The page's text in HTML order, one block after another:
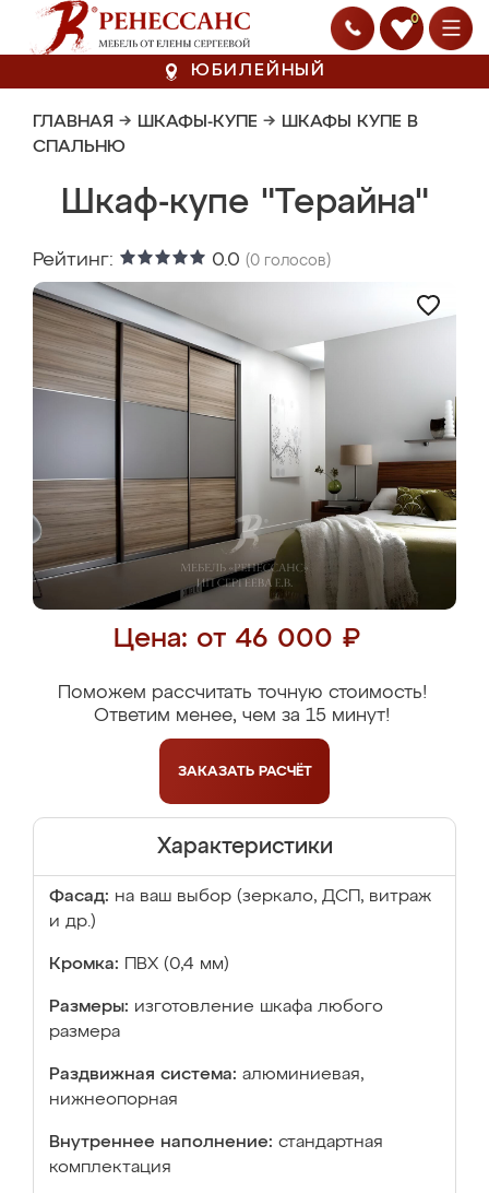
0
ЮБИЛЕЙНЫЙ
ГЛАВНАЯ → ШКАФЫ-КУПЕ → ШКАФЫ КУПЕ В
СПАЛЬНЮ
Шкаф-купе "Терайна"
Рейтинг: 0.0 (0 голосов)
Цена: от 46 000 ₽
Поможем рассчитать точную стоимость!
Ответим менее, чем за 15 минут!
ЗАКАЗАТЬ РАСЧЁТ
Характеристики
Фасад: на ваш выбор (зеркало, ДСП, витраж
и др.)
Кромка: ПВХ (0,4 мм)
Размеры: изготовление шкафа любого
размера
Раздвижная система: алюминиевая,
нижнеопорная
Внутреннее наполнение: стандартная
комплектация